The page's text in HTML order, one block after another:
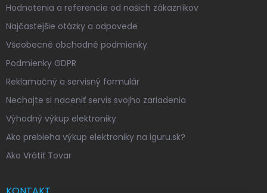
Hodnotenia a referencie od našich zákazníkov
Najčastejšie otázky a odpovede
Všeobecné obchodné podmienky
Podmienky GDPR
Reklamačný a servisný formulár
Nechajte si naceniť servis svojho zariadenia
Výhodný výkup elektroniky
Ako prebieha výkup elektroniky na iguru.sk?
Ako Vrátiť Tovar